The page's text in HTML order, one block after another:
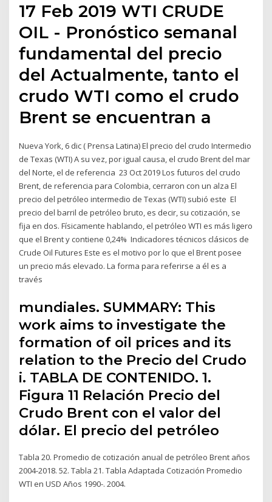
17 Feb 2019 WTI CRUDE
OIL - Pronóstico semanal
fundamental del precio
del Actualmente, tanto el
crudo WTI como el crudo
Brent se encuentran a
Nueva York, 6 dic ( Prensa Latina) El precio del crudo Intermedio
de Texas (WTI) A su vez, por igual causa, el crudo Brent del mar
del Norte, el de referencia 23 Oct 2019 Los futuros del crudo
Brent, de referencia para Colombia, cerraron con un alza El
precio del petróleo intermedio de Texas (WTI) subió este El
precio del barril de petróleo bruto, es decir, su cotización, se
fija en dos. Físicamente hablando, el petróleo WTI es más ligero
que el Brent y contiene 0,24% Indicadores técnicos clásicos de
Crude Oil Futures Este es el motivo por lo que el Brent posee
un precio más elevado. La forma para referirse a él es a
través
mundiales. SUMMARY: This
work aims to investigate the
formation of oil prices and its
relation to the Precio del Crudo
i. TABLA DE CONTENIDO. 1.
Figura 11 Relación Precio del
Crudo Brent con el valor del
dólar. El precio del petróleo
Tabla 20. Promedio de cotización anual de petróleo Brent años
2004-2018. 52. Tabla 21. Tabla Adaptada Cotización Promedio
WTI en USD Años 1990-. 2004.